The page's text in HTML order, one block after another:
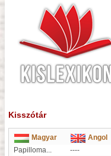
Kisszótár
Magyar
Angol
Papilloma...
----